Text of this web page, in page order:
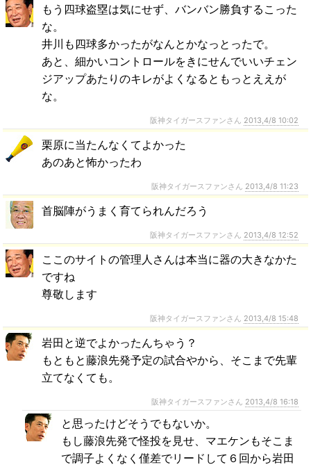
もう四球盗塁は気にせず、バンバン勝負するこった
な。
井川も四球多かったがなんとかなっとったで。
あと、細かいコントロールをきにせんでいいチェン
ジアップあたりのキレがよくなるともっとええが
な。
阪神タイガースファンさん 2013,4/8 10:02
栗原に当たんなくてよかった
あのあと怖かったわ
阪神タイガースファンさん 2013,4/8 11:23
首脳陣がうまく育てられんだろう
阪神タイガースファンさん 2013,4/8 12:52
ここのサイトの管理人さんは本当に器の大きなかた
ですね
尊敬します
阪神タイガースファンさん 2013,4/8 15:48
岩田と逆でよかったんちゃう？
もともと藤浪先発予定の試合やから、そこまで先輩
立てなくても。
阪神タイガースファンさん 2013,4/8 16:18
と思ったけどそうでもないか。
もし藤浪先発で怪投を見せ、マエケンもそこま
で調子よくなく僅差でリードして６回から岩田